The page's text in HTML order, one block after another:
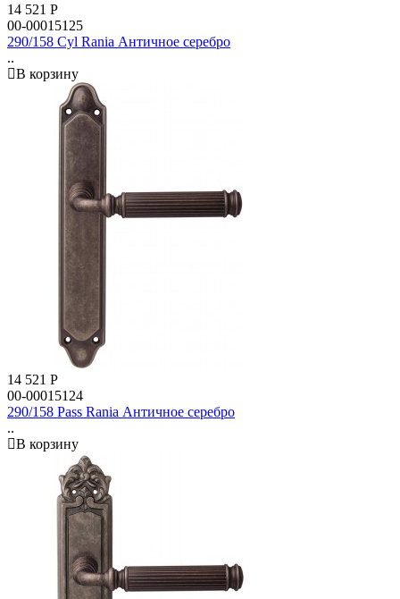
14 521 Р
00-00015125
290/158 Cyl Rania Античное серебро
..
В корзину
14 521 Р
00-00015124
290/158 Pass Rania Античное серебро
..
В корзину